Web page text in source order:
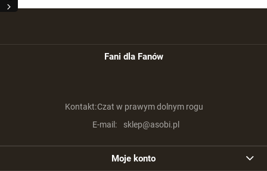
Fani dla Fanów
Kontakt:Czat w prawym dolnym rogu
E-mail:
sklep@asobi.pl
Moje konto